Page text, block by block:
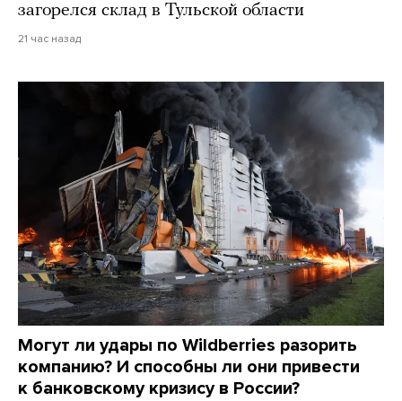
загорелся склад в Тульской области
21 час назад
Могут ли удары по Wildberries разорить
компанию? И способны ли они привести
к банковскому кризису в России?